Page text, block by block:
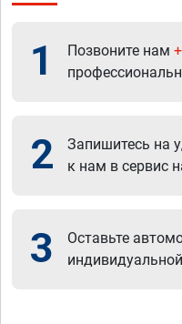
1 Позвоните нам
2
Запишитесь на
к нам в сервис
3
Оставьте